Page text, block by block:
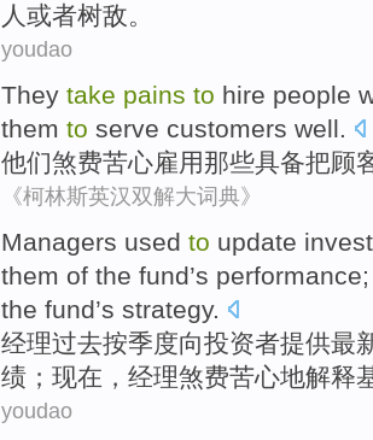
人 或者树敌。
youdao
They take pains to hire people
them to serve customers well.
他们煞费苦心雇用那些具备把顾
《柯林斯英汉双解大词典》
Managers used to update
them of the fund’s
the fund’s strategy.
经理过去按季度向投资者提供最
绩； 现在 ，经理煞费苦心地解释
youdao